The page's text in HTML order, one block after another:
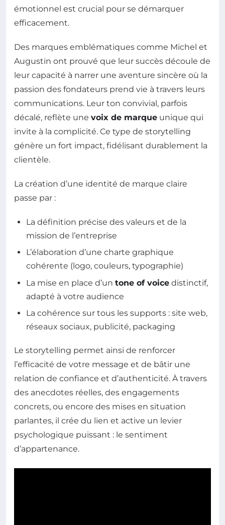
émotionnel est crucial pour se démarquer
efficacement.
Des marques emblématiques comme Michel et
Augustin ont prouvé que leur succès découle de
leur capacité à narrer une aventure sincère où la
passion des fondateurs prend vie à travers leurs
communications. Leur ton convivial, parfois
décalé, reflète une voix de marque unique qui
invite à la complicité. Ce type de storytelling
génère un fort impact, fidélisant durablement la
clientèle.
La création d’une identité de marque claire
passe par :
La définition précise des valeurs et de la
mission de l’entreprise
L’élaboration d’une charte graphique
cohérente (logo, couleurs, typographie)
La mise en place d’un tone of voice distinctif,
adapté à votre audience
La cohérence sur tous les supports : site web,
réseaux sociaux, publicité, packaging
Le storytelling permet ainsi de renforcer
l’efficacité de votre message et de bâtir une
relation de confiance et d’authenticité. À travers
des anecdotes réelles, des engagements
concrets, ou encore des mises en situation
parlantes, il crée du lien et active un levier
psychologique puissant : le sentiment
d’appartenance.